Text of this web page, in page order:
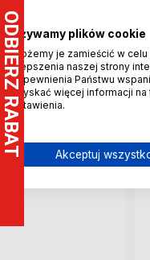
Używamy plików cookie
Możemy je zamieścić w
ulepszenia naszej strony
zapewnienia Państwu
uzyskać więcej informacji
ustawienia.
Akceptuj